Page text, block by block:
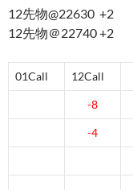
12先物@22630 +2
12先物＠22740 +2
01Call 12Call
-8
-4